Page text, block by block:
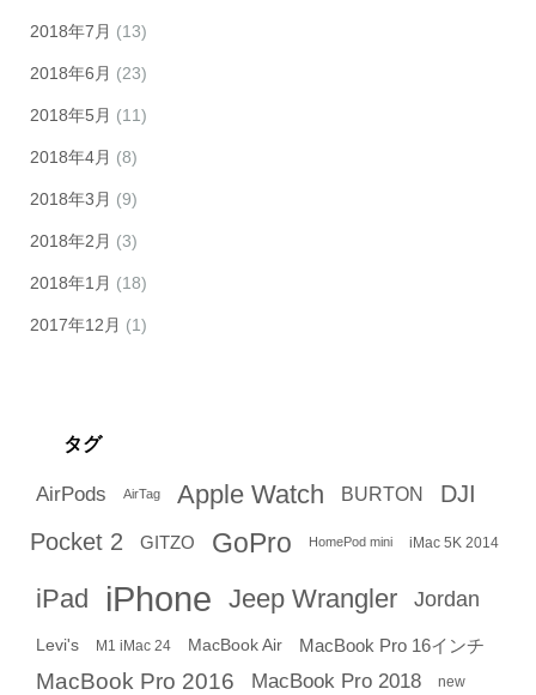
2018年7月 (13)
2018年6月 (23)
2018年5月 (11)
2018年4月 (8)
2018年3月 (9)
2018年2月 (3)
2018年1月 (18)
2017年12月 (1)
タグ
AirPods AirTag Apple Watch BURTON
DJI
Pocket 2
GITZO GoPro HomePod mini iMac 5K 2014
iPad iPhone Jeep Wrangler Jordan
Levi's M1 iMac 24 MacBook Air MacBook Pro 16インチ
MacBook Pro 2016 MacBook Pro 2018 new